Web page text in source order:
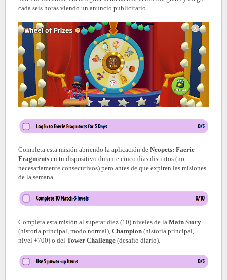
cada seis horas viendo un anuncio publicitario.
Completa esta misión abriendo la aplicación de Neopets: Faerie
Fragments en tu dispositivo durante cinco días distintos (no
necesariamente consecutivos) pero antes de que expiren las misiones
de la semana.
Completa esta misión al superar diez (10) niveles de la Main Story
(historia principal, modo normal), Champion (historia principal,
nivel +700) o del Tower Challenge (desafío diario).